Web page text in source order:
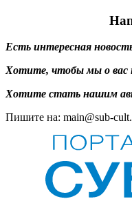
Есть интересная
Хотите, чтобы мы о вас
Хотите стать нашим
Пишите на: main@sub-